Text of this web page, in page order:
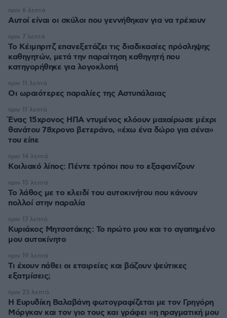
Αυτοί είναι οι σκύλοι που γεννήθηκαν για να τρέχουν
πριν 6 λεπτά
Το Κέιμπριτζ επανεξετάζει τις διαδικασίες πρόσληψης
καθηγητών, μετά την παραίτηση καθηγητή που
κατηγορήθηκε για λογοκλοπή
πριν 7 λεπτά
Οι ωραιότερες παραλίες της Αστυπάλαιας
πριν 11 λεπτά
Ένας 15χρονος ΗΠΑ ντυμένος κλόουν μαχαίρωσε μέχρι
θανάτου 78χρονο βετεράνο, «έχω ένα δώρο για σένα»
του είπε
πριν 11 λεπτά
Κοιλιακό λίπος: Πέντε τρόποι που το εξαφανίζουν
πριν 14 λεπτά
Το λάθος με το κλειδί του αυτοκινήτου που κάνουν
πολλοί στην παραλία
πριν 15 λεπτά
Κυριάκος Μητσοτάκης: Το πρώτο μου και το αγαπημένο
μου αυτοκίνητο
πριν 17 λεπτά
Τι έχουν πάθει οι εταιρείες και βάζουν ψεύτικες
εξατμίσεις;
πριν 19 λεπτά
Η Ευρυδίκη Βαλαβάνη φωτογραφίζεται με τον Γρηγόρη
Μόργκαν και τον γιο τους και γράφει «η πραγματική μου
πριν 23 λεπτά